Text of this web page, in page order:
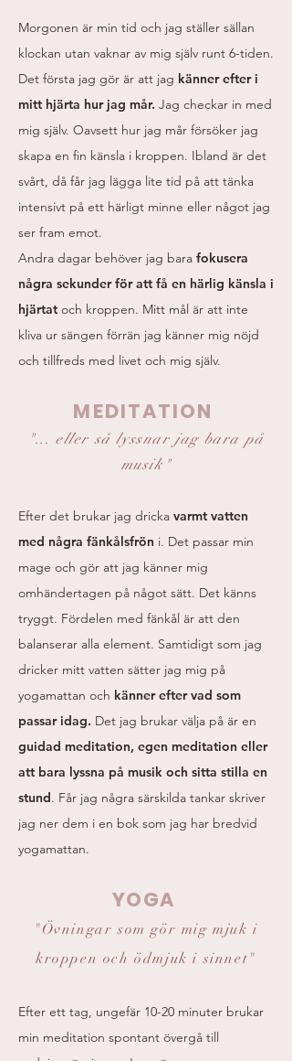
Morgonen är min tid och jag ställer sällan
klockan utan vaknar av mig själv runt 6-tiden.
Det första jag gör är att jag känner efter i
mitt hjärta hur jag mår. Jag checkar in med
mig själv. Oavsett hur jag mår försöker jag
skapa en fin känsla i kroppen. Ibland är det
svårt, då får jag lägga lite tid på att tänka
intensivt på ett härligt minne eller något jag
ser fram emot.
Andra dagar behöver jag bara fokusera
några sekunder för att få en härlig känsla i
hjärtat och kroppen. Mitt mål är att inte
kliva ur sängen förrän jag känner mig nöjd
och tillfreds med livet och mig själv.
MEDITATION
"... eller så lyssnar jag bara på
musik"
Efter det brukar jag dricka varmt vatten
med några fänkålsfrön i. Det passar min
mage och gör att jag känner mig
omhändertagen på något sätt. Det känns
tryggt. Fördelen med fänkål är att den
balanserar alla element. Samtidigt som jag
dricker mitt vatten sätter jag mig på
yogamattan och känner efter vad som
passar idag. Det jag brukar välja på är en
guidad meditation, egen meditation eller
att bara lyssna på musik och sitta stilla en
stund. Får jag några särskilda tankar skriver
jag ner dem i en bok som jag har bredvid
yogamattan.
YOGA
"Övningar som gör mig mjuk i
kroppen och ödmjuk i sinnet"
Efter ett tag, ungefär 10-20 minuter brukar
min meditation spontant övergå till